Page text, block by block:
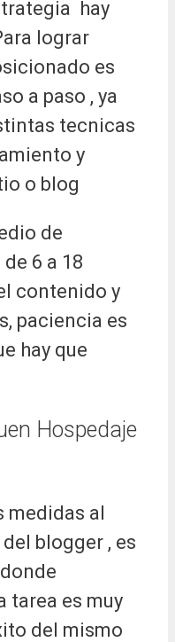
hay
lograr
es
a paso , ya
tecnicas
y
o blog
de
6 a 18
contenido y
paciencia es
hay que
Hospedaje
medidas al
blogger , es
tarea es muy
del mismo